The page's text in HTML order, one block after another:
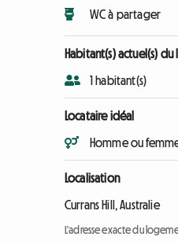
WC à partager
Habitant(s) actuel(s)
1 habitant(s)
Locataire idéal
Homme ou
Localisation
Currans Hill, Australie
L'adresse exacte du